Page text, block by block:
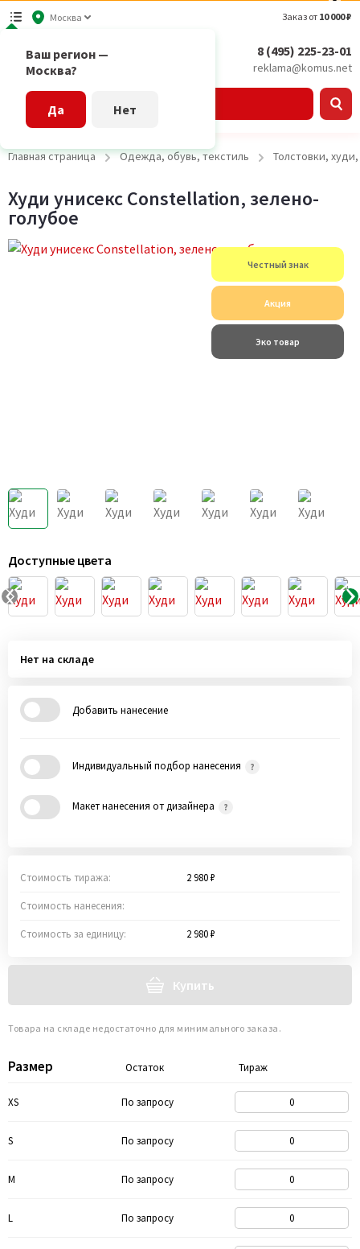
Москва
Ваш регион —
Москва?
Да Нет
Заказ от 10 000 ₽
8 (495) 225-23-01
reklama@komus.net
Главная страница Одежда, обувь, текстиль Толстовки,
Худи унисекс Constellation, зелено-
голубое
Честный знак
Акция
Эко товар
Доступные цвета
Размер Остаток Тираж
XS По запросу
S По запросу
M По запросу
L По запросу
Нет на складе
Добавить нанесение
Индивидуальный подбор нанесения
Макет нанесения от дизайнера
Стоимость тиража: 2 980 ₽
Стоимость нанесения:
Стоимость за единицу: 2 980 ₽
Купить
Товара на складе недостаточно для минимального заказа.